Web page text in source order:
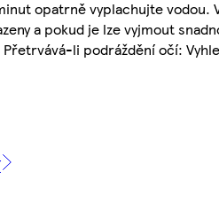
opatrně vyplachujte vodou.
a pokud je lze vyjmout
li podráždění očí: